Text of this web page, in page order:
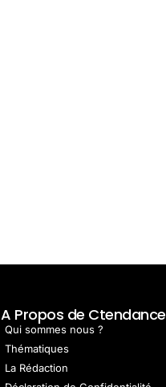
A Propos de Ctendance
Qui sommes nous ?
Thématiques
La Rédaction